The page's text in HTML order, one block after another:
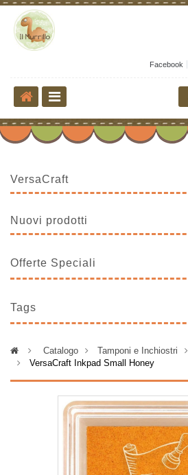
Facebook
VersaCraft
Nuovi prodotti
Offerte Speciali
Tags
> Catalogo > Tamponi e Inchiostri >
>
VersaCraft Inkpad Small Honey